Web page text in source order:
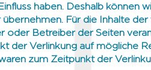
haben. Deshalb können
übernehmen. Für die Inhalte
oder Betreiber der Seiten
der Verlinkung auf mögliche
zum Zeitpunkt der